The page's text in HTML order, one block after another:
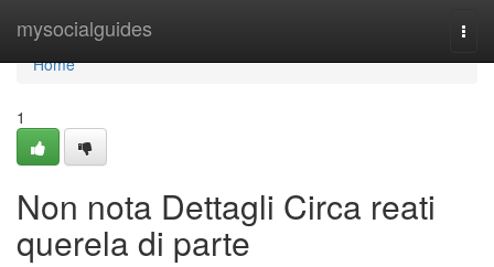
mysocialguides
Home
Home
1
Non nota Dettagli Circa reati
querela di parte